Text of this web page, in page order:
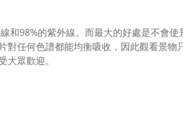
和98%的紫外線。而最大的好處是不會
對任何色譜都能均衡吸收，因此觀看景
大眾歡迎。